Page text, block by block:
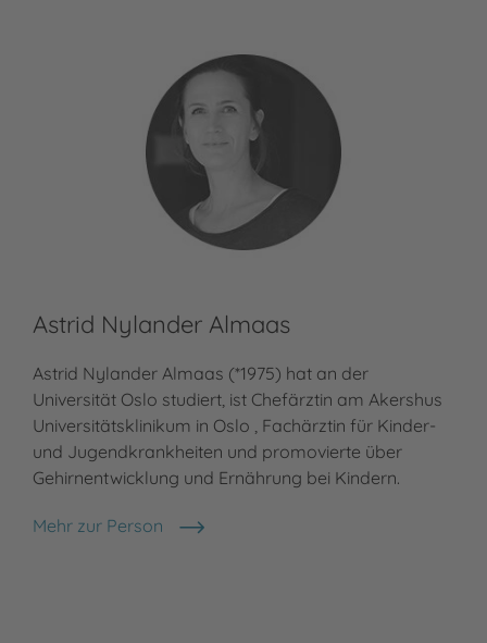
Astrid Nylander Almaas
Astrid Nylander Almaas (*1975) hat an der
Universität Oslo studiert, ist Chefärztin am Akershus
Universitätsklinikum in Oslo , Fachärztin für Kinder-
und Jugendkrankheiten und promovierte über
Gehirnentwicklung und Ernährung bei Kindern.
Mehr zur Person
Astrid Nylander Almaas